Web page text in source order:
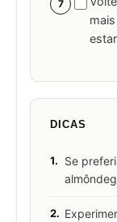
7
DICAS
1.
Se
2.